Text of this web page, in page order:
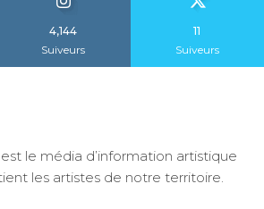
4,144
Suiveurs
11
Suiveurs
le média d’information artistique
les artistes de notre territoire.